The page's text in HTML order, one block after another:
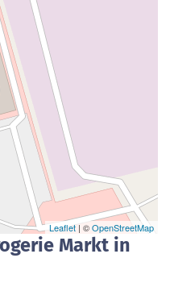
Leaflet | ©OpenStreetMap
Markt in